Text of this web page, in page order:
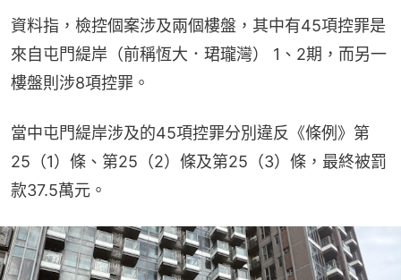
資料指，檢控個案涉及兩個樓盤，其中有45項控罪是
來自屯門緹岸（前稱恆大．珺瓏灣） 1、2期，而另一
樓盤則涉8項控罪。
當中屯門緹岸涉及的45項控罪分別違反《條例》第
25（1）條、第25（2）條及第25（3）條，最終被罰
款37.5萬元。